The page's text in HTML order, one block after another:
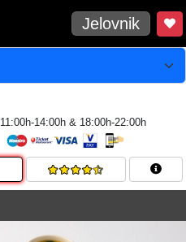
Jelovnik
11:00h-14:00h & 18:00h-22:00h